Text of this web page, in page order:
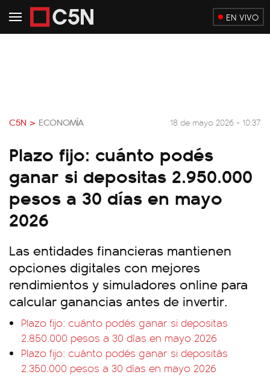
EN VIVO
C5N > ECONOMÍA 18 de mayo 2026 - 10:37
Plazo fijo: cuánto podés
ganar si depositas 2.950.000
pesos a 30 días en mayo
2026
Las entidades financieras mantienen
opciones digitales con mejores
rendimientos y simuladores online para
calcular ganancias antes de invertir.
Plazo fijo: cuánto podés ganar si depositas
2.850.000 pesos a 30 días en mayo 2026
Plazo fijo: cuánto podés ganar si depositás
2.350.000 pesos a 30 días en mayo 2026